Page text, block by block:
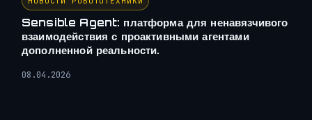
Sensible Agent: платформа для ненавязчивого
взаимодействия с проактивными агентами
дополненной реальности.
08.04.2026